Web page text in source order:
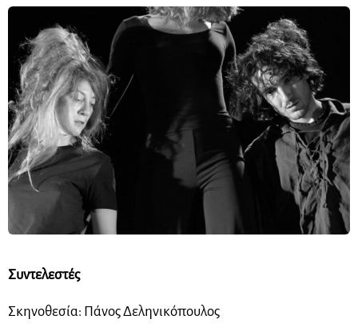
Συντελεστές
Σκηνοθεσία: Πάνος Δεληνικόπουλος